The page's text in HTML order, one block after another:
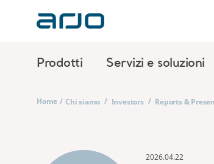
Prodotti Servizi e soluzioni
Home / Chi siamo / Investors / Reports &
2026.04.22